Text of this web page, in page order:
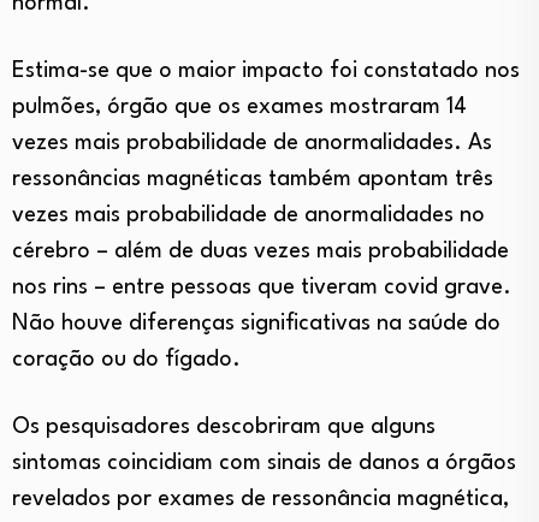
Estima-se que o maior impacto foi constatado nos
pulmões, órgão que os exames mostraram 14
vezes mais probabilidade de anormalidades. As
ressonâncias magnéticas também apontam três
vezes mais probabilidade de anormalidades no
cérebro – além de duas vezes mais probabilidade
nos rins – entre pessoas que tiveram covid grave.
Não houve diferenças significativas na saúde do
coração ou do fígado.
Os pesquisadores descobriram que alguns
sintomas coincidiam com sinais de danos a órgãos
revelados por exames de ressonância magnética,